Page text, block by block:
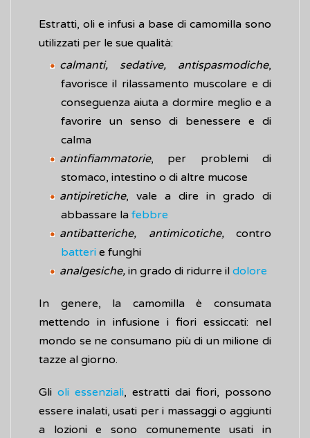
Estratti, oli e infusi a base di camomilla sono
utilizzati per le sue qualità:
calmanti, sedative, antispasmodiche,
favorisce il rilassamento muscolare e di
conseguenza aiuta a dormire meglio e a
favorire un senso di benessere e di
calma
antinfiammatorie, per problemi di
stomaco, intestino o di altre mucose
antipiretiche, vale a dire in grado di
abbassare la febbre
antibatteriche, antimicotiche, contro
batteri e funghi
analgesiche, in grado di ridurre il dolore
In genere, la camomilla è consumata
mettendo in infusione i fiori essiccati: nel
mondo se ne consumano più di un milione di
tazze al giorno.
Gli oli essenziali, estratti dai fiori, possono
essere inalati, usati per i massaggi o aggiunti
a lozioni e sono comunemente usati in